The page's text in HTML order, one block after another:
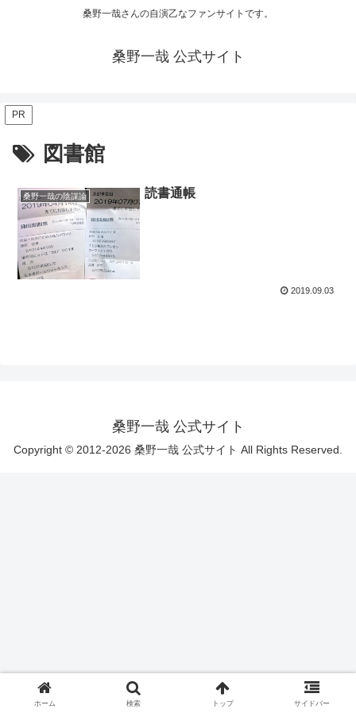
桑野一哉さんの自演乙なファンサイトです。
桑野一哉 公式サイト
PR
図書館
桑野一哉の陰謀論 読書通帳
2019.09.03
桑野一哉 公式サイト
Copyright © 2012-2026 桑野一哉 公式サイト All Rights Reserved.
ホーム 検索 トップ サイドバー